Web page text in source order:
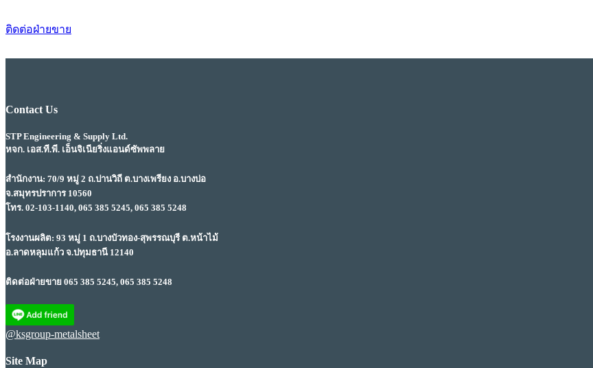
ติดต่อฝ่ายขาย
Contact Us
STP Engineering & Supply Ltd.
หจก. เอส.ที.พี. เอ็นจิเนียริ่งแอนด์ซัพพลาย
สำนักงาน: 70/9 หมู่ 2 ถ.ปานวิถี ต.บางเพรียง อ.บางบ่อ
จ.สมุทรปราการ 10560
โทร. 02-103-1140, 065 385 5245, 065 385 5248
โรงงานผลิต: 93 หมู่ 1 ถ.บางบัวทอง-สุพรรณบุรี ต.หน้าไม้
อ.ลาดหลุมแก้ว จ.ปทุมธานี 12140
ติดต่อฝ่ายขาย 065 385 5245, 065 385 5248
@ksgroup-metalsheet
Site Map